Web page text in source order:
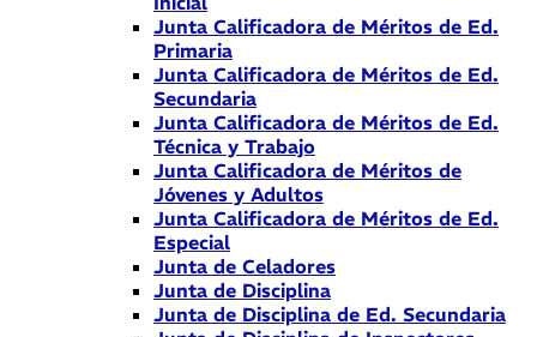
Junta Calificadora de Méritos de Ed.
Primaria
Junta Calificadora de Méritos de Ed.
Secundaria
Junta Calificadora de Méritos de Ed.
Técnica y Trabajo
Junta Calificadora de Méritos de
Jóvenes y Adultos
Junta Calificadora de Méritos de Ed.
Especial
Junta de Celadores
Junta de Disciplina
Junta de Disciplina de Ed. Secundaria